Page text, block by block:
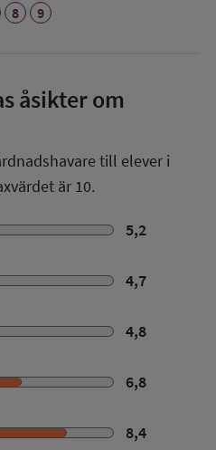
8 9
åsikter om
till elever i
är 10.
5,2
4,7
4,8
6,8
8,4